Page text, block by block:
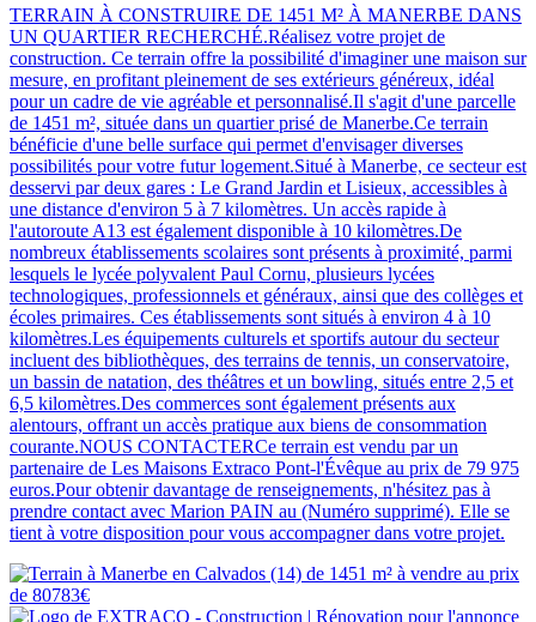
TERRAIN À CONSTRUIRE DE 1451 M² À MANERBE DANS
UN QUARTIER RECHERCHÉ.Réalisez votre projet de
construction. Ce terrain offre la possibilité d'imaginer une maison sur
mesure, en profitant pleinement de ses extérieurs généreux, idéal
pour un cadre de vie agréable et personnalisé.Il s'agit d'une parcelle
de 1451 m², située dans un quartier prisé de Manerbe.Ce terrain
bénéficie d'une belle surface qui permet d'envisager diverses
possibilités pour votre futur logement.Situé à Manerbe, ce secteur est
desservi par deux gares : Le Grand Jardin et Lisieux, accessibles à
une distance d'environ 5 à 7 kilomètres. Un accès rapide à
l'autoroute A13 est également disponible à 10 kilomètres.De
nombreux établissements scolaires sont présents à proximité, parmi
lesquels le lycée polyvalent Paul Cornu, plusieurs lycées
technologiques, professionnels et généraux, ainsi que des collèges et
écoles primaires. Ces établissements sont situés à environ 4 à 10
kilomètres.Les équipements culturels et sportifs autour du secteur
incluent des bibliothèques, des terrains de tennis, un conservatoire,
un bassin de natation, des théâtres et un bowling, situés entre 2,5 et
6,5 kilomètres.Des commerces sont également présents aux
alentours, offrant un accès pratique aux biens de consommation
courante.NOUS CONTACTERCe terrain est vendu par un
partenaire de Les Maisons Extraco Pont-l'Évêque au prix de 79 975
euros.Pour obtenir davantage de renseignements, n'hésitez pas à
prendre contact avec Marion PAIN au (Numéro supprimé). Elle se
tient à votre disposition pour vous accompagner dans votre projet.